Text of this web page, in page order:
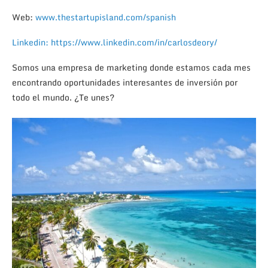
Web: www.thestartupisland.com/spanish
Linkedin: https://www.linkedin.com/in/carlosdeory/
Somos una empresa de marketing donde estamos cada mes
encontrando oportunidades interesantes de inversión por
todo el mundo. ¿Te unes?